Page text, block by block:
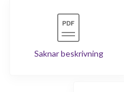
Saknar beskrivning